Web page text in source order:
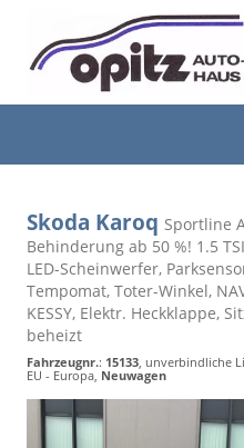
Skoda Karoq Sportline
Behinderung ab 50 %! 1.5
LED-Scheinwerfer,
Tempomat, Toter-Winkel,
KESSY, Elektr. Heckklappe,
beheizt
Fahrzeugnr.: 15133, unverbindliche
EU - Europa, Neuwagen